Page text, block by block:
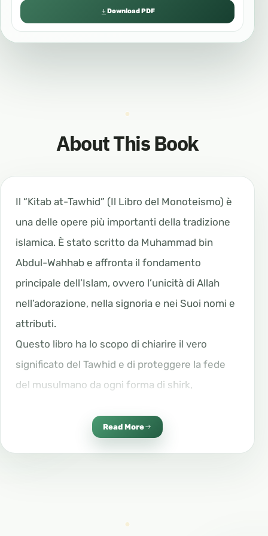
Download PDF
About This Book
Il “Kitab at-Tawhid” (Il Libro del Monoteismo) è
una delle opere più importanti della tradizione
islamica. È stato scritto da Muhammad bin
Abdul-Wahhab e affronta il fondamento
principale dell’Islam, ovvero l’unicità di Allah
nell’adorazione, nella signoria e nei Suoi nomi e
attributi.
Questo libro ha lo scopo di chiarire il vero
significato del Tawhid e di proteggere la fede
del musulmano da ogni forma di shirk,
nascosta. L’autore basa il contenuto
una guida pratica che aiuta il lettore a
Read More